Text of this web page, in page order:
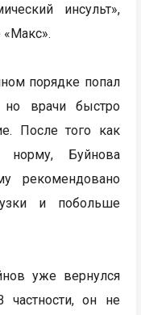
инсульт»,
порядке попал
но врачи быстро
После того как
Буйнова
рекомендовано
и побольше
уже вернулся
частности, он не